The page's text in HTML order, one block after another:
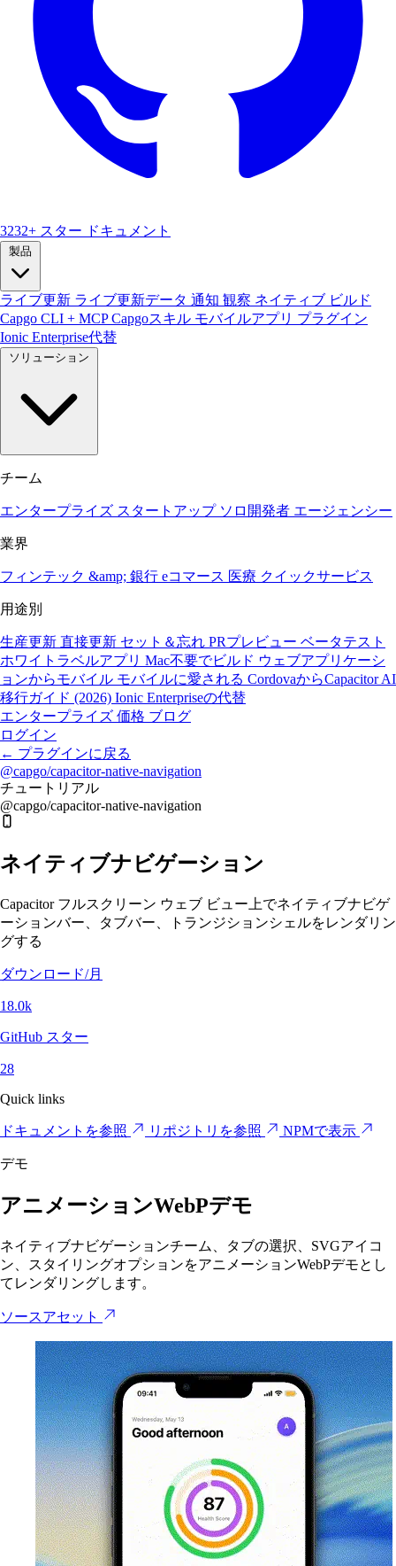
3232+ スター ドキュメント
製品
ライブ更新 ライブ更新データ 通知 観察 ネイティブ ビルド
Capgo CLI + MCPCapgoスキル モバイルアプリ プラグイン
Ionic Enterprise代替
ソリューション
チーム
エンタープライズ スタートアップ ソロ開発者 エージェンシー
業界
フィンテック &amp; 銀行 eコマース 医療 クイックサービス
用途別
生産更新 直接更新 セット＆忘れ PRプレビュー ベータテスト
ホワイトラベルアプリ Mac不要でビルド ウェブアプリケーシ
ョンからモバイル モバイルに愛される CordovaからCapacitorAI
移行ガイド (2026) Ionic Enterpriseの代替
エンタープライズ 価格 ブログ
ログイン
← プラグインに戻る
@capgo/capacitor-native-navigation
チュートリアル
@capgo/capacitor-native-navigation
ネイティブナビゲーション
Capacitor フルスクリーン ウェブ ビュー上でネイティブナビゲ
ーションバー、タブバー、トランジションシェルをレンダリン
グする
ダウンロード/月
18.0k
GitHub スター
28
Quick links
ドキュメントを参照 リポジトリを参照 NPMで表示
デモ
アニメーションWebPデモ
ネイティブナビゲーションチーム、タブの選択、SVGアイコ
ン、スタイリングオプションをアニメーションWebPデモとし
てレンダリングします。
ソースアセット